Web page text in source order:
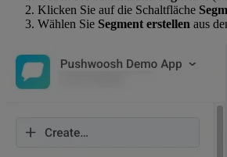
Klicken Sie auf die Schaltfläche
Wählen Sie Segment erstellen aus